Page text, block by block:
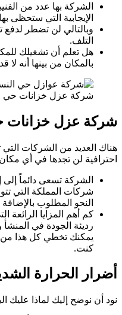
الشركة بها عدد من
الإيجابية التي ستحظى
وبالتالي لن تضطر لدفع
التلف.
هل تعلم أن تشغيلك
بالمكان من بينها أنه
شركة عزل خزانات حي
شركة عزل خزانات
هناك العديد من الشركات التي
احترافية لن تجدها في أي
الشركة تسعى دائماً إلى
شركات المملكة التي
النحو المطلوب
كم أهم المزايا
رديئة الجودة في
يمكنك تخطي كل هذا من
كنت.
أضرار الحرارة
نود أن نوضح إليك لماذا عليك